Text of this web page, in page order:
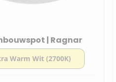
| Ragnar